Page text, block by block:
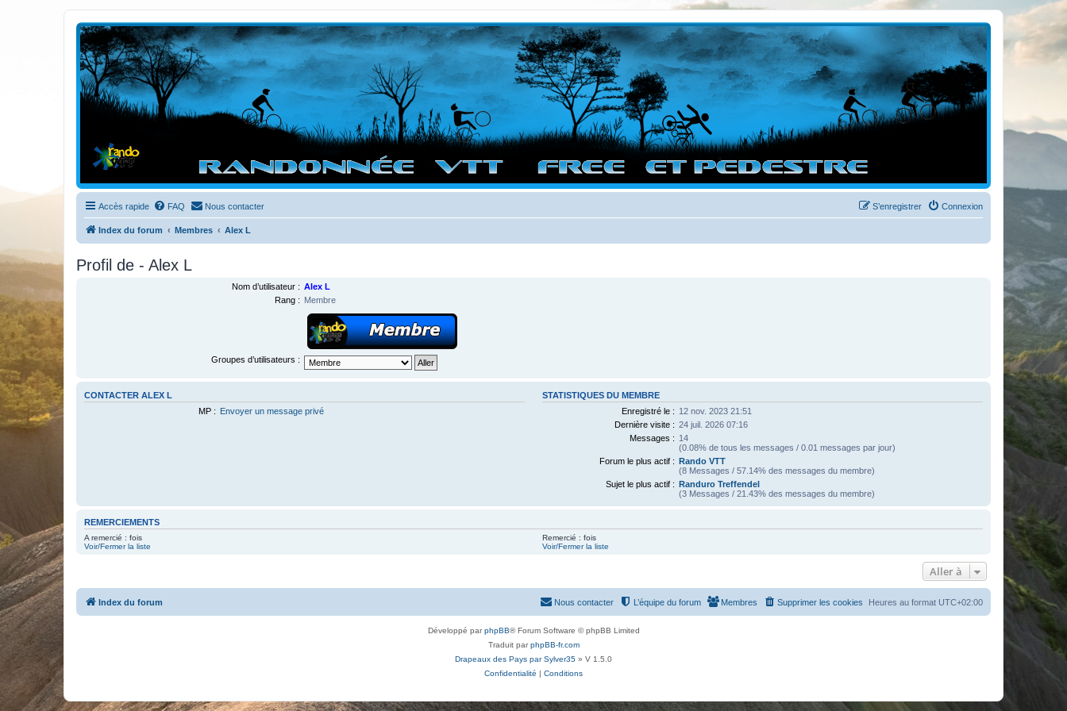
Randovttfree.fr
Bienvenue sur le site des randos vtt et pédestre de Bretagne . Bonne navigation sur le site et bonnes randos dans l'Ouest !
Accès rapide FAQ Nous contacter Connexion
S’enregistrer
Index du forum Membres Alex L
Profil de - Alex L
Nom d’utilisateur : Alex L
Rang : Membre
Groupes d’utilisateurs :
CONTACTER ALEX L
MP : Envoyer un message privé
STATISTIQUES DU MEMBRE
Enregistré le : 12 nov. 2023 21:51
Dernière visite : 24 juil. 2026 07:16
Messages : 14
(0.08% de tous les messages / 0.01 messages par jour)
Forum le plus actif : Rando VTT
(8 Messages / 57.14% des messages du membre)
Sujet le plus actif : Randuro Treffendel
(3 Messages / 21.43% des messages du membre)
REMERCIEMENTS
A remercié : fois
Voir/Fermer la liste
Remercié : fois
Voir/Fermer la liste
Aller à
Index du forum Heures au format UTC+02:00
Supprimer les cookies
Membres
L’équipe du forum
Nous contacter
Développé parphpBB® Forum Software © phpBB Limited
Traduit parphpBB-fr.com
Drapeaux des Pays par Sylver35 » V 1.5.0
Confidentialité
Conditions